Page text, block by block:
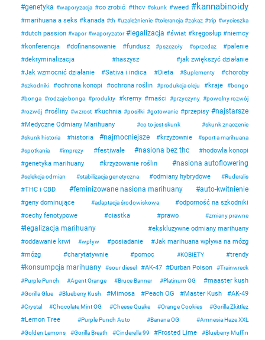
genetyka waporyzacja co zrobić thcv skunk weed kannabinoidy
marihuana a seks kanada th uzależnienie tolerancja zakaz trip wycieszka
dutch passion vapor waporyzator legalizacja świat kręgosłup
niemcy
konferencja
dofinansowanie fundusz pszczoły sprzedaz
palenie
dekryminalizacja
haszysz
jak zwiększyć działanie
Jak wzmocnić działanie
Sativa i indica Dieta Suplementy choroby
szkodniki ochrona konopi ochrona roślin produkcja oleju kraje
bongo
bonga
rodzaje bonga produkty kremy maści przyczyny
powolny rozwój
rozwój
rośliny wzrost kuchnia posiłki gotowanie przepisy najstarsze
Medyczne Odmiany Marihuany co to jest skunk
skunk znaczenie
skunk historia
historia najmocniejsze krzyżownie
sport a marihuana
spotkania
imprezy festiwale nasiona bez thc
hodowla konopi
genetyka marihuany
krzyżowanie roślin nasiona autoflowering
selekcja odmian stabilizacja genetyczna odmiany hybrydowe Ruderalis
THC i CBD feminizowane nasiona marihuany auto-kwitnienie
geny dominujące adaptacja środowiskowa
odporność na szkodniki
cechy fenotypowe
ciastka prawo zmiany prawne
legalizacja marihuany
ekskluzywne odmiany marihuany
oddawanie krwi
wpływ posiadanie
Jak marihuana wpływa na mózg
mózg
charytatywnie pomoc KOBIETY trendy
konsumpcja marihuany sour diesel AK-47 Durban Poison
Trainwreck
Purple Punch
Agent Orange Bruce Banner Platinum OG maaster kush
Gorilla Glue Blueberry Kush Mimosa Peach OG Master Kush AK-49
Crystal Chocolate Mint OG Cheese Quake Orange Cookies Gorilla Zkittlez
Lemon Tree Purple Punch Auto Banana OG
Amnesia Haze XXL
Golden Lemons
Gorilla Breath Cinderella 99 Frosted Lime
Blueberry Muffin